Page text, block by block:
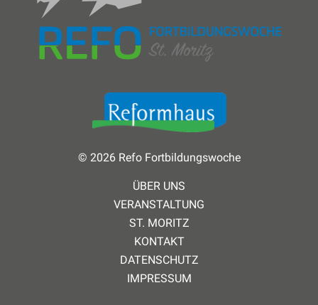
© 2026 Refo Fortbildungswoche
ÜBER UNS
VERANSTALTUNG
ST. MORITZ
KONTAKT
DATENSCHUTZ
IMPRESSUM